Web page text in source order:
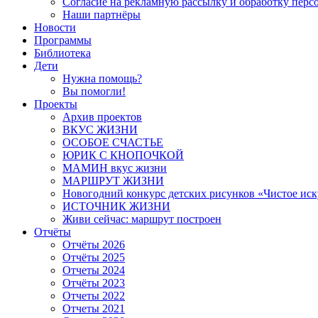
Наши партнёры
Новости
Программы
Библиотека
Дети
Нужна помощь?
Вы помогли!
Проекты
Архив проектов
ВКУС ЖИЗНИ
ОСОБОЕ СЧАСТЬЕ
ЮРИК С КНОПОЧКОЙ
МАМИН вкус жизни
МАРШРУТ ЖИЗНИ
Новогодний конкурс детских рисунков «Чистое
ИСТОЧНИК ЖИЗНИ
Живи сейчас: маршрут построен
Отчёты
Отчёты 2026
Отчёты 2025
Отчеты 2024
Отчёты 2023
Отчеты 2022
Отчеты 2021